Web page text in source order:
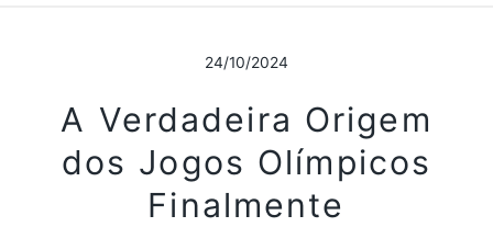
24/10/2024
A Verdadeira Origem
dos Jogos Olímpicos
Finalmente